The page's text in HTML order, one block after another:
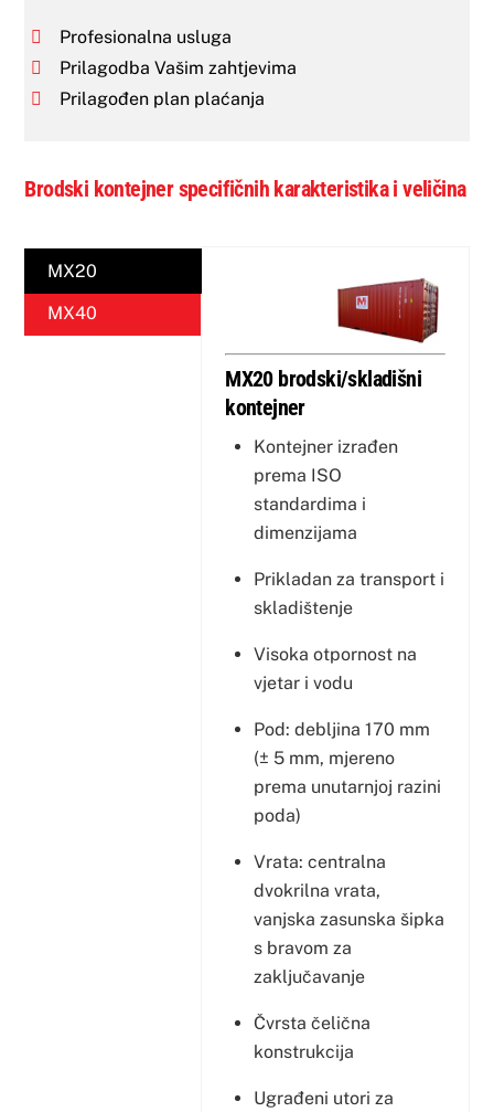
Profesionalna usluga
Prilagodba Vašim zahtjevima
Prilagođen plan plaćanja
Brodski kontejner specifičnih karakteristika i veličina
MX20
MX40
MX20 brodski/skladišni
kontejner
Kontejner izrađen
prema ISO
standardima i
dimenzijama
Prikladan za transport i
skladištenje
Visoka otpornost na
vjetar i vodu
Pod: debljina 170 mm
(± 5 mm, mjereno
prema unutarnjoj razini
poda)
Vrata: centralna
dvokrilna vrata,
vanjska zasunska šipka
s bravom za
zaključavanje
Čvrsta čelična
konstrukcija
Ugrađeni utori za